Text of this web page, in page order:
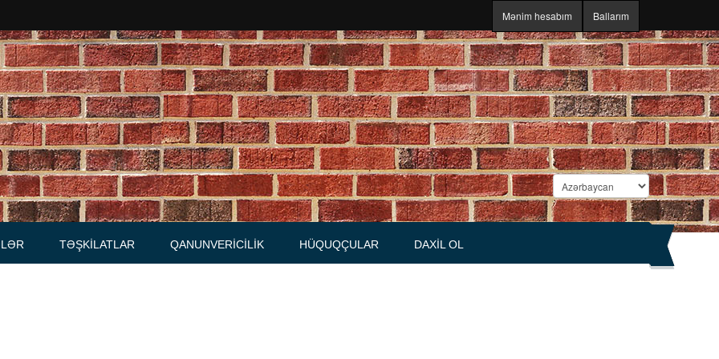
Mənim hesabım Ballarım
qaydalar
TƏŞKILATLAR
Məhkəmələr
Notariuslar
Prokurorluqlar
Vəkil qurumları
QANUNVERICILIK HÜQUQÇULAR DAXIL OL